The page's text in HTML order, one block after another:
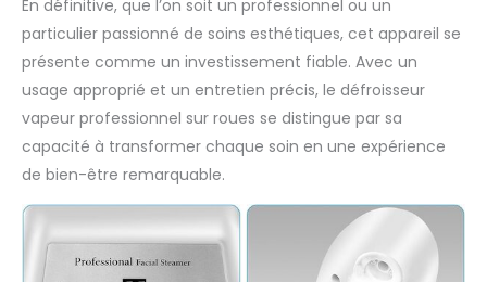
En définitive, que l’on soit un professionnel ou un
particulier passionné de soins esthétiques, cet appareil se
présente comme un investissement fiable. Avec un
usage approprié et un entretien précis, le défroisseur
vapeur professionnel sur roues se distingue par sa
capacité à transformer chaque soin en une expérience
de bien-être remarquable.